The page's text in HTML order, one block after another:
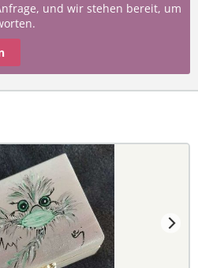
und wir stehen bereit, um